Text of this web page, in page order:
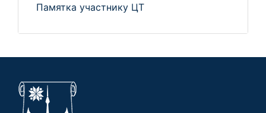
Памятка участнику ЦТ